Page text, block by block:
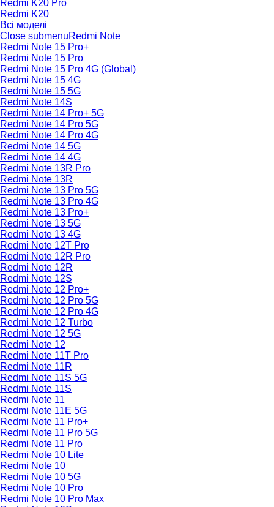
Redmi K20 Pro
Redmi K20
Всі моделі
Close submenuRedmi Note
Redmi Note 15 Pro+
Redmi Note 15 Pro
Redmi Note 15 Pro 4G (Global)
Redmi Note 15 4G
Redmi Note 15 5G
Redmi Note 14S
Redmi Note 14 Pro+ 5G
Redmi Note 14 Pro 5G
Redmi Note 14 Pro 4G
Redmi Note 14 5G
Redmi Note 14 4G
Redmi Note 13R Pro
Redmi Note 13R
Redmi Note 13 Pro 5G
Redmi Note 13 Pro 4G
Redmi Note 13 Pro+
Redmi Note 13 5G
Redmi Note 13 4G
Redmi Note 12T Pro
Redmi Note 12R Pro
Redmi Note 12R
Redmi Note 12S
Redmi Note 12 Pro+
Redmi Note 12 Pro 5G
Redmi Note 12 Pro 4G
Redmi Note 12 Turbo
Redmi Note 12 5G
Redmi Note 12
Redmi Note 11T Pro
Redmi Note 11R
Redmi Note 11S 5G
Redmi Note 11S
Redmi Note 11
Redmi Note 11E 5G
Redmi Note 11 Pro+
Redmi Note 11 Pro 5G
Redmi Note 11 Pro
Redmi Note 10 Lite
Redmi Note 10
Redmi Note 10 5G
Redmi Note 10 Pro
Redmi Note 10 Pro Max